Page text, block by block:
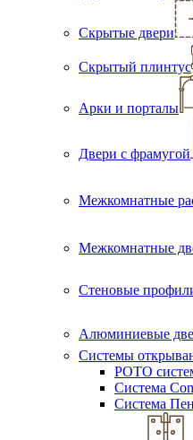
Скрытые двери
Скрытый плинтус
Арки и порталы
Двери с фрамугой
Межкомнатные
Межкомнатные
Стеновые
Алюминиевые
Системы
РОТО
Система
Система